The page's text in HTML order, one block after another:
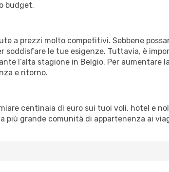
budget.
a prezzi molto competitivi. Sebbene
le tue esigenze. Tuttavia, è
l’alta stagione in Belgio. Per aumentare
e ritorno.
centinaia di euro sui tuoi voli, hotel e
grande comunità di appartenenza ai